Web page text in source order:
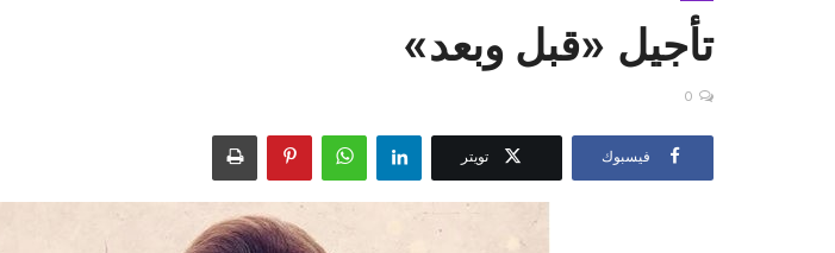
تأجيل «قبل وبعد»
0
فيسبوك تويتر